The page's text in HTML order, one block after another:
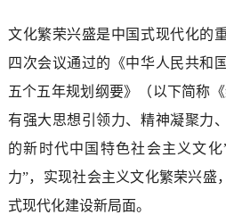
文化繁荣兴盛是中国式现代化的
四次会议通过的《中华人民共和
五个五年规划纲要》（以下简称
有强大思想引领力、精神凝聚力
的新时代中国特色社会主义文
力”，实现社会主义文化繁荣兴盛
式现代化建设新局面。